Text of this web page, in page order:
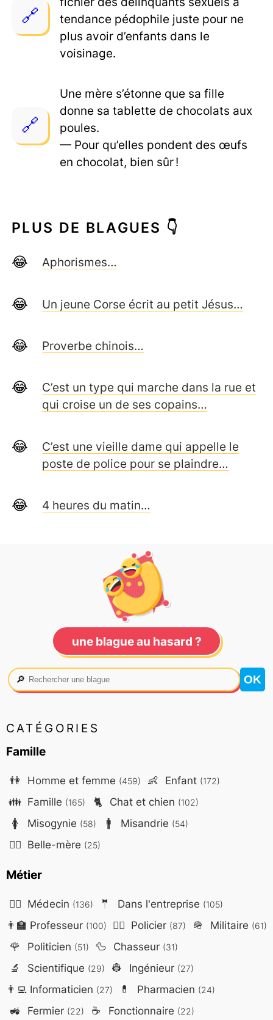
tendance pédophile juste pour ne
plus avoir d’enfants dans le
voisinage.
Une mère s’étonne que sa fille
donne sa tablette de chocolats aux
poules.
— Pour qu’elles pondent des œufs
en chocolat, bien sûr !
PLUS DE BLAGUES 👇
Aphorismes…
Un jeune Corse écrit au petit Jésus…
Proverbe chinois…
C’est un type qui marche dans la rue et
qui croise un de ses copains…
C’est une vieille dame qui appelle le
poste de police pour se plaindre…
4 heures du matin…
une blague au hasard ?
🔎
CATÉGORIES
Famille
👫 Homme et femme (459) 👶 Enfant (172)
👪 Famille (165) 🐈 Chat et chien (102)
🚺 Misogynie (58) 🚹 Misandrie (54)
🤷‍♀️ Belle-mère (25)
Métier
👨‍⚕️ Médecin (136) 🤵 Dans l'entreprise (105)
👨‍🏫 Professeur (100) 👮‍♂️ Policier (87) 🪖 Militaire (61)
🌹 Politicien (51) 🦆 Chasseur (31)
🔬 Scientifique (29) 👷 Ingénieur (27)
👨‍💻Informaticien (27) 💊 Pharmacien (24)
🚜 Fermier (22) ☕ Fonctionnaire (22)